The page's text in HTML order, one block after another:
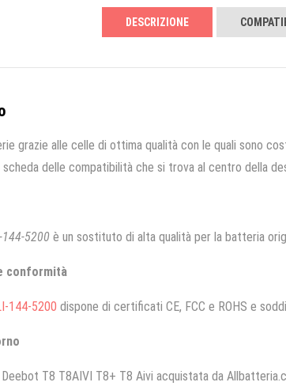
DESCRIZIONE
grazie alle celle di ottima qualità con le quali sono
delle compatibilità che si trova al centro della
5200 è un sostituto di alta qualità per la batteria
conformità
144-5200 dispone di certificati CE, FCC e ROHS e
T8 T8AIVI T8+ T8 Aivi acquistata da